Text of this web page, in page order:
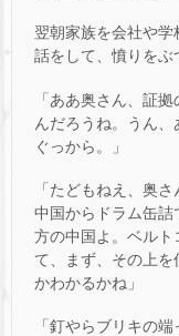
翌朝家族を会社や
話をして、憤りをぶ
「ああ奥さん、証
んだろうね。うん
ぐっから。」
「たどもねえ、奥
中国からドラム缶
方の中国よ。ベルト
て、まず、その上
かわかるかね」
「釘やらブリキの